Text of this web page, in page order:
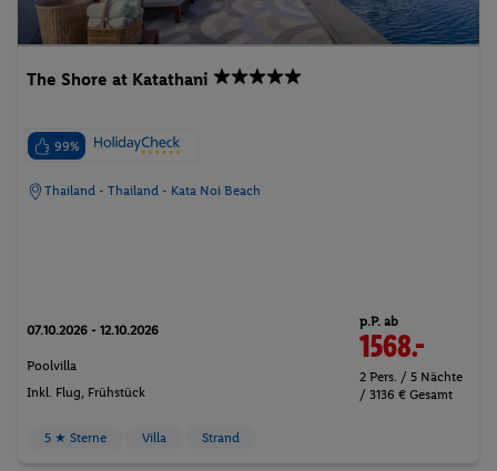
The Shore at Katathani
99%
Thailand - Thailand - Kata Noi Beach
07.10.2026 - 12.10.2026
Poolvilla
Inkl. Flug, Frühstück
p.P. ab
1568.-
2 Pers. / 5 Nächte
/ 3136 € Gesamt
5 ★ Sterne Villa Strand